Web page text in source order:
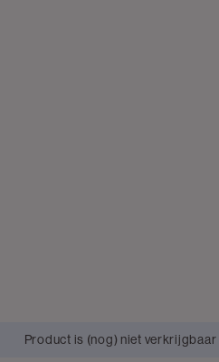
Product is (nog) niet verkrijgbaar